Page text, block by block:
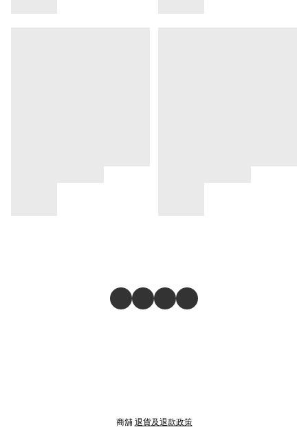
商舖 退貨及退款政策